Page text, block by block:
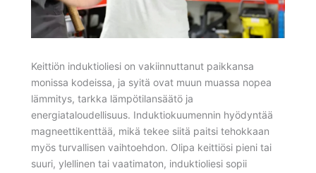
Keittiön induktioliesi on vakiinnuttanut paikkansa
monissa kodeissa, ja syitä ovat muun muassa nopea
lämmitys, tarkka lämpötilansäätö ja
energiataloudellisuus. Induktiokuumennin hyödyntää
magneettikenttää, mikä tekee siitä paitsi tehokkaan
myös turvallisen vaihtoehdon. Olipa keittiösi pieni tai
suuri, ylellinen tai vaatimaton, induktioliesi sopii